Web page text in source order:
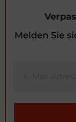
Melden Sie